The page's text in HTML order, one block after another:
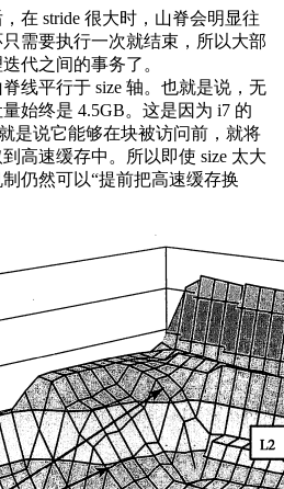
在 stride 很大时，山脊会明显往
需要执行一次就结束，所以大部
代之间的事务了。
线平行于 size 轴。也就是说，无
始终是 4.5GB。这是因为 i7 的
是说它能够在块被访问前，就将
高速缓存中。所以即使 size 太大
仍然可以“提前把高速缓存换